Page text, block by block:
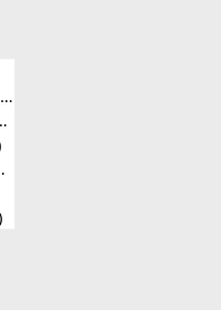
Diritto Alimentare (Food Law)(63)
Alimenti